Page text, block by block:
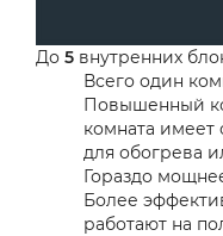
До 5 внутренних
Всего один
Повышенный
комната имеет
для обогрева
Гораздо
Более
работают на